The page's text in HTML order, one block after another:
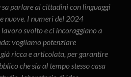
parlare ai cittadini con linguaggi
nuove. I numeri del 2024
svolto e ci incoraggiano a
vogliamo potenziare
ricca e articolata, per garantire
che sia al tempo stesso casa